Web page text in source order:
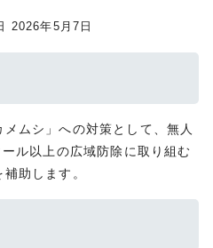
年5月7日
ムシ」への対策として、無人
ル以上の広域防除に取り組む
助します。